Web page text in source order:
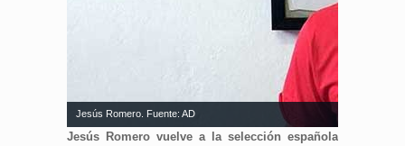
Jesús Romero. Fuente: AD
Jesús Romero vuelve a la selección española